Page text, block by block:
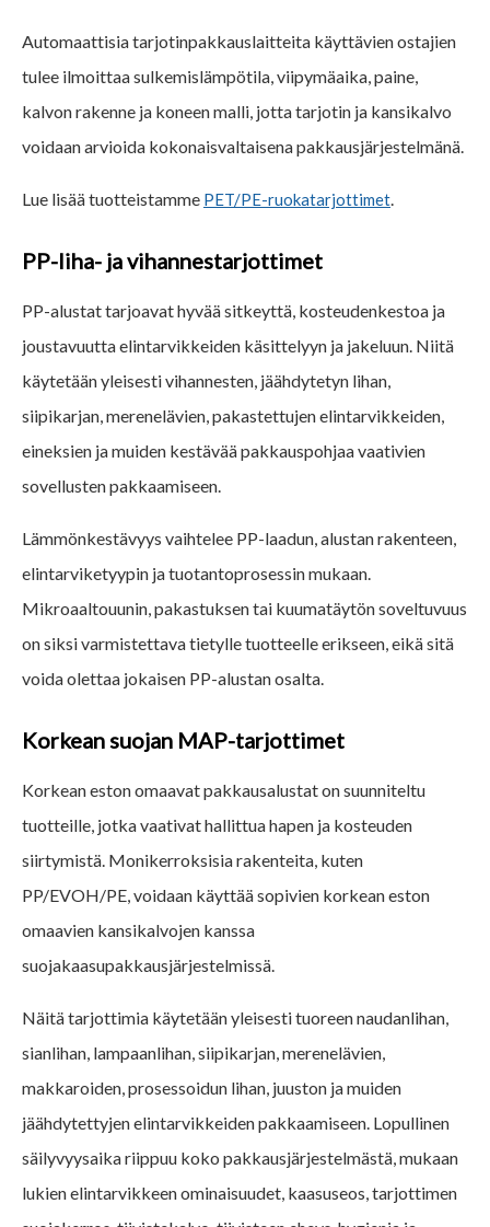
Automaattisia tarjotinpakkauslaitteita käyttävien ostajien
tulee ilmoittaa sulkemislämpötila, viipymäaika, paine,
kalvon rakenne ja koneen malli, jotta tarjotin ja kansikalvo
voidaan arvioida kokonaisvaltaisena pakkausjärjestelmänä.
Lue lisää tuotteistamme PET/PE-ruokatarjottimet.
PP-liha- ja vihannestarjottimet
PP-alustat tarjoavat hyvää sitkeyttä, kosteudenkestoa ja
joustavuutta elintarvikkeiden käsittelyyn ja jakeluun. Niitä
käytetään yleisesti vihannesten, jäähdytetyn lihan,
siipikarjan, merenelävien, pakastettujen elintarvikkeiden,
eineksien ja muiden kestävää pakkauspohjaa vaativien
sovellusten pakkaamiseen.
Lämmönkestävyys vaihtelee PP-laadun, alustan rakenteen,
elintarviketyypin ja tuotantoprosessin mukaan.
Mikroaaltouunin, pakastuksen tai kuumatäytön soveltuvuus
on siksi varmistettava tietylle tuotteelle erikseen, eikä sitä
voida olettaa jokaisen PP-alustan osalta.
Korkean suojan MAP-tarjottimet
Korkean eston omaavat pakkausalustat on suunniteltu
tuotteille, jotka vaativat hallittua hapen ja kosteuden
siirtymistä. Monikerroksisia rakenteita, kuten
PP/EVOH/PE, voidaan käyttää sopivien korkean eston
omaavien kansikalvojen kanssa
suojakaasupakkausjärjestelmissä.
Näitä tarjottimia käytetään yleisesti tuoreen naudanlihan,
sianlihan, lampaanlihan, siipikarjan, merenelävien,
makkaroiden, prosessoidun lihan, juuston ja muiden
jäähdytettyjen elintarvikkeiden pakkaamiseen. Lopullinen
säilyvyysaika riippuu koko pakkausjärjestelmästä, mukaan
lukien elintarvikkeen ominaisuudet, kaasuseos, tarjottimen